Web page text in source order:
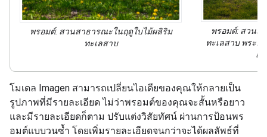
พรอมต์: สวนสาธารณะในฤดูใบไม้ผลิริม
ทะเลสาบ
พรอมต์: สวนส
ทะเลสาบ พระอ
เ
โมเดล Imagen สามารถเปลี่ยนไอเดียของคุณให้กลายเป็น
รูปภาพที่มีรายละเอียด ไม่ว่าพรอมต์ของคุณจะสั้นหรือยาว
และมีรายละเอียดก็ตาม ปรับแต่งวิสัยทัศน์ ผ่านการป้อนพร
อมต์แบบวนซ้ำ โดยเพิ่มรายละเอียดจนกว่าจะได้ผลลัพธ์ที่